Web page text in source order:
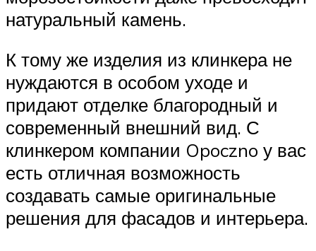
натуральный камень.
К тому же изделия из клинкера не
нуждаются в особом уходе и
придают отделке благородный и
современный внешний вид. С
клинкером компании Opoczno у вас
есть отличная возможность
создавать самые оригинальные
решения для фасадов и интерьера.